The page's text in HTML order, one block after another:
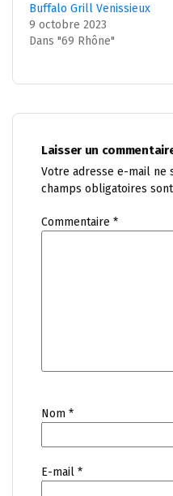
Buffalo Grill Venissieux
9 octobre 2023
Dans "69 Rhône"
Laisser un
Votre adresse e-mail ne
champs obligatoires
Commentaire *
Nom *
E-mail *